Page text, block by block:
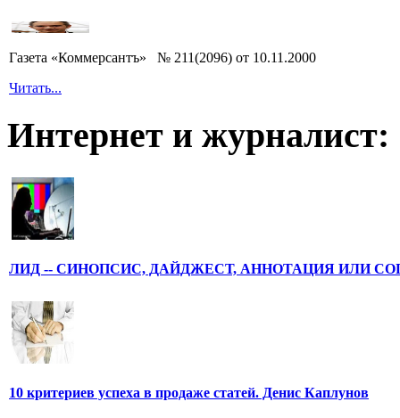
Газета «Коммерсантъ» № 211(2096) от 10.11.2000
Читать...
Интернет и журналист:
ЛИД -- СИНОПСИС, ДАЙДЖЕСТ, АННОТАЦИЯ ИЛИ
10 критериев успеха в продаже статей. Денис Каплунов